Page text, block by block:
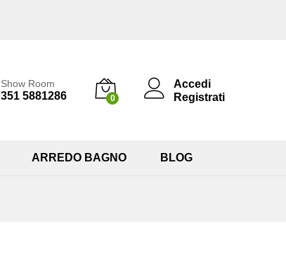
Show Room
351 5881286 0
Accedi
Registrati
ARREDO BAGNO BLOG